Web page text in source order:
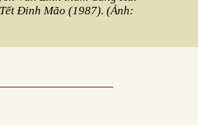
Đinh Mão (1987). (Ảnh: